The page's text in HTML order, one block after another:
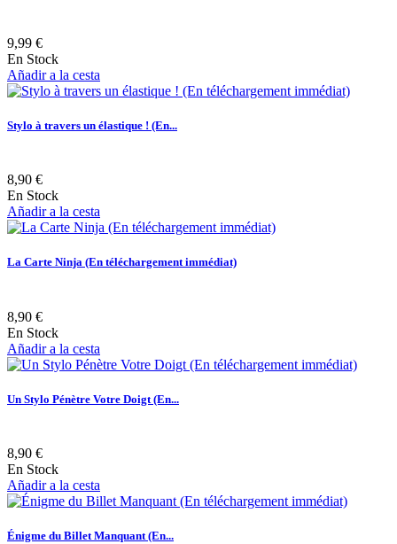
9,99 €
En Stock
Añadir a la cesta
Stylo à travers un élastique ! (En...
8,90 €
En Stock
Añadir a la cesta
La Carte Ninja (En téléchargement immédiat)
8,90 €
En Stock
Añadir a la cesta
Un Stylo Pénètre Votre Doigt (En...
8,90 €
En Stock
Añadir a la cesta
Énigme du Billet Manquant (En...